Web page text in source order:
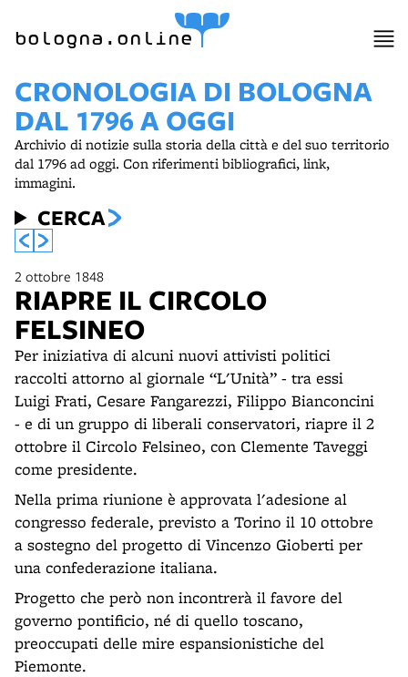
bologna.online
CRONOLOGIA DI BOLOGNA
DAL 1796 A OGGI
Archivio di notizie sulla storia della città e del suo territorio
dal 1796 ad oggi. Con riferimenti bibliografici, link,
immagini.
CERCA
2 ottobre 1848
RIAPRE IL CIRCOLO
FELSINEO
Per iniziativa di alcuni nuovi attivisti politici
raccolti attorno al giornale “L'Unità” - tra essi
Luigi Frati, Cesare Fangarezzi, Filippo Bianconcini
- e di un gruppo di liberali conservatori, riapre il 2
ottobre il Circolo Felsineo, con Clemente Taveggi
come presidente.
Nella prima riunione è approvata l'adesione al
congresso federale, previsto a Torino il 10 ottobre
a sostegno del progetto di Vincenzo Gioberti per
una confederazione italiana.
Progetto che però non incontrerà il favore del
governo pontificio, né di quello toscano,
preoccupati delle mire espansionistiche del
Piemonte.